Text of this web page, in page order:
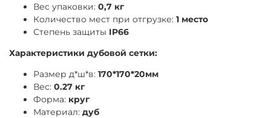
Вес упаковки: 0,7 кг
Количество мест при отгрузке: 1 место
Степень защиты IP66
Характеристики дубовой сетки:
Размер д*ш*в: 170*170*20мм
Вес: 0.27 кг
Форма: круг
Материал: дуб